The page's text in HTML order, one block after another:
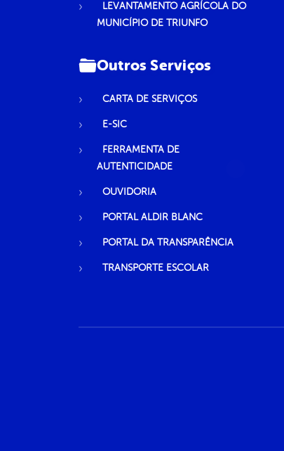
LEVANTAMENTO AGRÍCOLA DO
MUNICÍPIO DE TRIUNFO
Outros Serviços
CARTA DE SERVIÇOS
E-SIC
FERRAMENTA DE
AUTENTICIDADE
OUVIDORIA
PORTAL ALDIR BLANC
PORTAL DA TRANSPARÊNCIA
TRANSPORTE ESCOLAR